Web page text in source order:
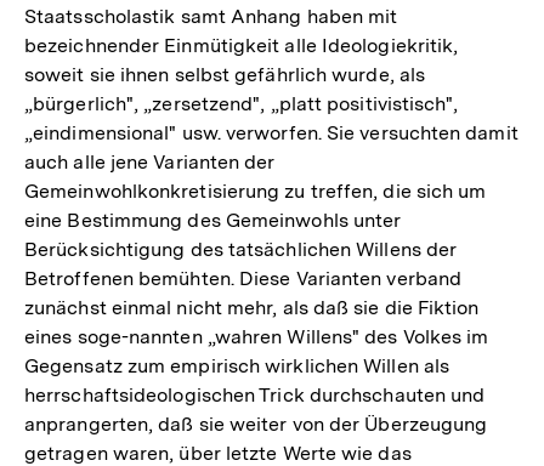
Staatsscholastik samt Anhang haben mit
bezeichnender Einmütigkeit alle Ideologiekritik,
soweit sie ihnen selbst gefährlich wurde, als
„bürgerlich", „zersetzend", „platt positivistisch",
„eindimensional" usw. verworfen. Sie versuchten damit
auch alle jene Varianten der
Gemeinwohlkonkretisierung zu treffen, die sich um
eine Bestimmung des Gemeinwohls unter
Berücksichtigung des tatsächlichen Willens der
Betroffenen bemühten. Diese Varianten verband
zunächst einmal nicht mehr, als daß sie die Fiktion
eines soge-nannten „wahren Willens" des Volkes im
Gegensatz zum empirisch wirklichen Willen als
herrschaftsideologischen Trick durchschauten und
anprangerten, daß sie weiter von der Überzeugung
getragen waren, über letzte Werte wie das